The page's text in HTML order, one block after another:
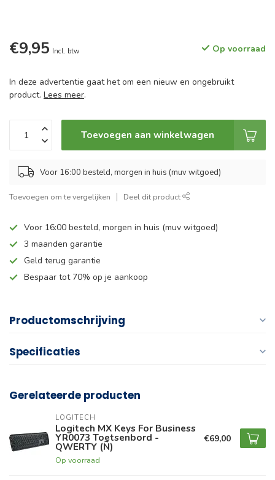
€9,95 Incl. btw Op voorraad
In deze advertentie gaat het om een nieuw en ongebruikt
product. Lees meer.
Toevoegen aan winkelwagen
Voor 16:00 besteld, morgen in huis (muv witgoed)
Toevoegen om te vergelijken Deel dit product
Voor 16:00 besteld, morgen in huis (muv witgoed)
3 maanden garantie
Geld terug garantie
Bespaar tot 70% op je aankoop
Productomschrijving
Specificaties
Gerelateerde producten
LOGITECH
Logitech MX Keys For Business
YR0073 Toetsenbord -
QWERTY (Ñ)
Op voorraad
€69,00